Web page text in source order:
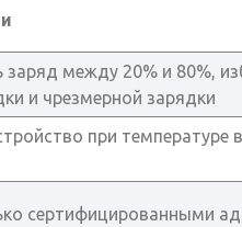
между 20% и 80%,
и чрезмерной зарядки
при температуре
сертифицированными